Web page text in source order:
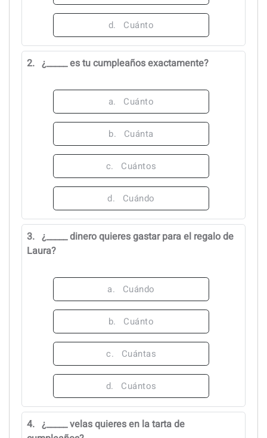
d. Cuánto
2. ¿_____ es tu cumpleaños exactamente?
a. Cuánto
b. Cuánta
c. Cuántos
d. Cuándo
3. ¿_____ dinero quieres gastar para el regalo de
Laura?
a. Cuándo
b. Cuánto
c. Cuántas
d. Cuántos
4. ¿_____ velas quieres en la tarta de